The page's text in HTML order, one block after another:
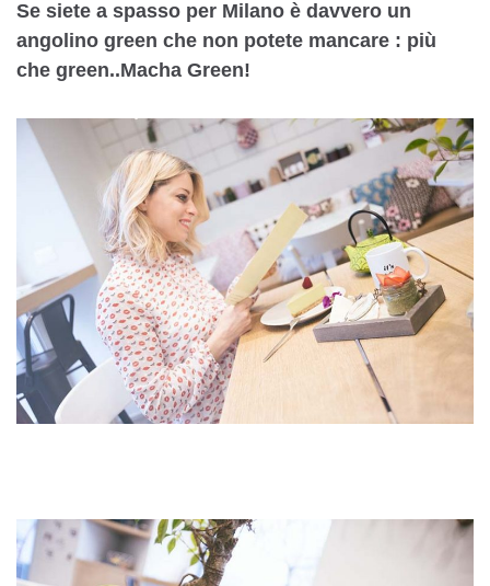
Se siete a spasso per Milano è davvero un
angolino green che non potete mancare : più
che green..Macha Green!